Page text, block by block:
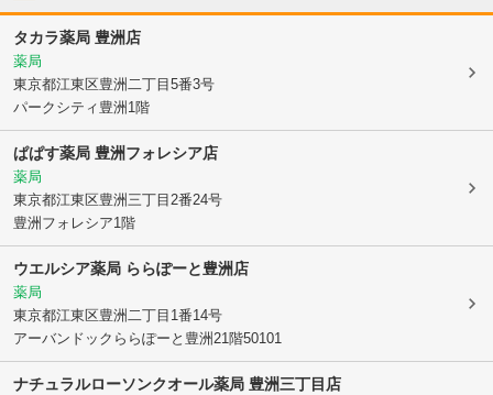
タカラ薬局 豊洲店
薬局
東京都江東区豊洲二丁目5番3号
パークシティ豊洲1階
ぱぱす薬局 豊洲フォレシア店
薬局
東京都江東区豊洲三丁目2番24号
豊洲フォレシア1階
ウエルシア薬局 ららぽーと豊洲店
薬局
東京都江東区豊洲二丁目1番14号
アーバンドックららぽーと豊洲21階50101
ナチュラルローソンクオール薬局 豊洲三丁目店